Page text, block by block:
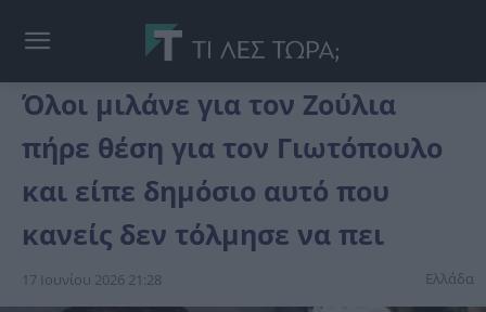
Όλοι μιλάνε για τον Ζούλια
πήρε θέση για τον Γιωτόπουλο
και είπε δημόσιο αυτό που
κανείς δεν τόλμησε να πει
17 Ιουνίου 2026 21:28 Ελλάδα